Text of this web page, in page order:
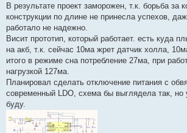
В результате проект заморожен, т.к. борьба за
конструкции по длине не принесла успехов,
работало не надежно.
Висит прототип, который работает. есть куда
на акб, т.к. сейчас 10ма жрет датчик холла,
итого в режиме сна потребление 27ма, при
нагрузкой 127ма.
Планировал сделать отключение питания с
современный LDO, схема бы выглядела так, но
буду.